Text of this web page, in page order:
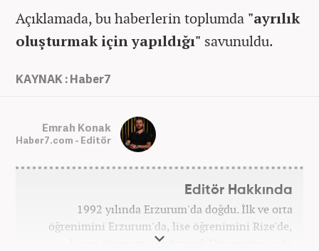
Açıklamada, bu haberlerin toplumda "ayrılık
oluşturmak için yapıldığı" savunuldu.
KAYNAK : Haber7
Emrah Konak
Haber7.com - Editör
Editör Hakkında
1992 yılında Erzurum'da doğdu. İlk ve orta
öğrenimini Erzurum'da, lise öğrenimini Rize'de,
lisans öğrenimi ise Atatürk Üniversitesi'nde